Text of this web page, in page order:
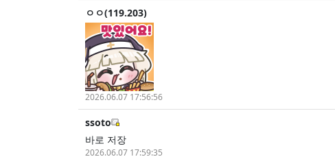
ㅇㅇ(119.203)
2026.06.07 17:56:56
ssoto
바로 저장
2026.06.07 17:59:35